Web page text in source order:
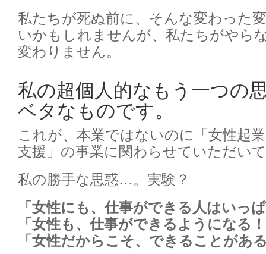
私たちが死ぬ前に、そんな変わった
いかもしれませんが、私たちがやら
変わりません。
私の超個人的なもう一つの
ベタなものです。
これが、本業ではないのに「女性起
支援」の事業に関わらせていただい
私の勝手な思惑…。実験？
「女性にも、仕事ができる人はいっ
「女性も、仕事ができるようになる
「女性だからこそ、できることがあ